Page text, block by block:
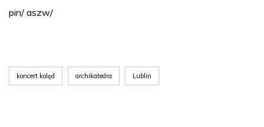
pin/ aszw/
koncert kolęd archikatedra Lublin